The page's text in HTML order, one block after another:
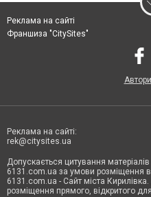
Реклама на сайті
Франшиза "CitySites"
Реклама на сайті:
rek@citysites.ua
Допускається цитування
6131.com.ua за умови розміщення
6131.com.ua - Сайт міста
розміщення прямого, відкритого